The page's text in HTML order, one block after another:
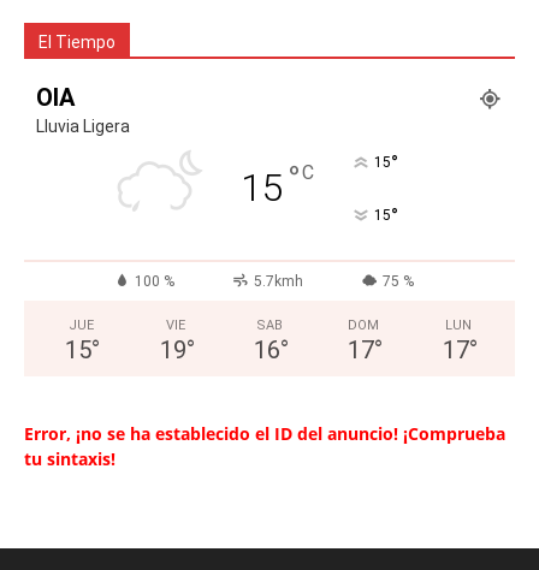
El Tiempo
OIA
Lluvia Ligera
15 °C 15°
15°
100 % 5.7kmh 75 %
JUE
15°
VIE
19°
SAB
16°
DOM
17°
LUN
17°
Error, ¡no se ha establecido el ID del anuncio! ¡Comprueba
tu sintaxis!